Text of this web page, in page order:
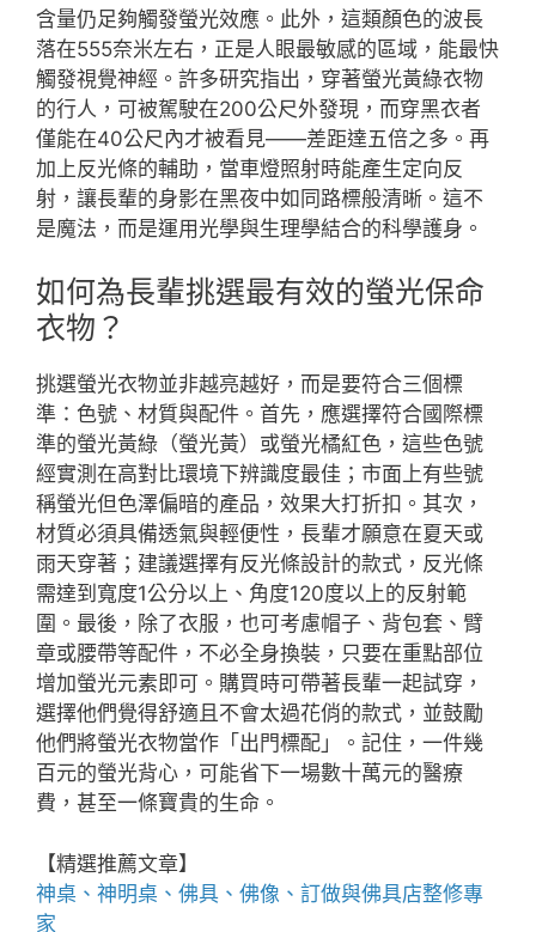
含量仍足夠觸發螢光效應。此外，這類顏色的波長
落在555奈米左右，正是人眼最敏感的區域，能最快
觸發視覺神經。許多研究指出，穿著螢光黃綠衣物
的行人，可被駕駛在200公尺外發現，而穿黑衣者
僅能在40公尺內才被看見——差距達五倍之多。再
加上反光條的輔助，當車燈照射時能產生定向反
射，讓長輩的身影在黑夜中如同路標般清晰。這不
是魔法，而是運用光學與生理學結合的科學護身。
如何為長輩挑選最有效的螢光保命
衣物？
挑選螢光衣物並非越亮越好，而是要符合三個標
準：色號、材質與配件。首先，應選擇符合國際標
準的螢光黃綠（螢光黃）或螢光橘紅色，這些色號
經實測在高對比環境下辨識度最佳；市面上有些號
稱螢光但色澤偏暗的產品，效果大打折扣。其次，
材質必須具備透氣與輕便性，長輩才願意在夏天或
雨天穿著；建議選擇有反光條設計的款式，反光條
需達到寬度1公分以上、角度120度以上的反射範
圍。最後，除了衣服，也可考慮帽子、背包套、臂
章或腰帶等配件，不必全身換裝，只要在重點部位
增加螢光元素即可。購買時可帶著長輩一起試穿，
選擇他們覺得舒適且不會太過花俏的款式，並鼓勵
他們將螢光衣物當作「出門標配」。記住，一件幾
百元的螢光背心，可能省下一場數十萬元的醫療
費，甚至一條寶貴的生命。
【精選推薦文章】
神桌、 神明桌 、 佛具 、佛像、訂做與佛具店整修專
家